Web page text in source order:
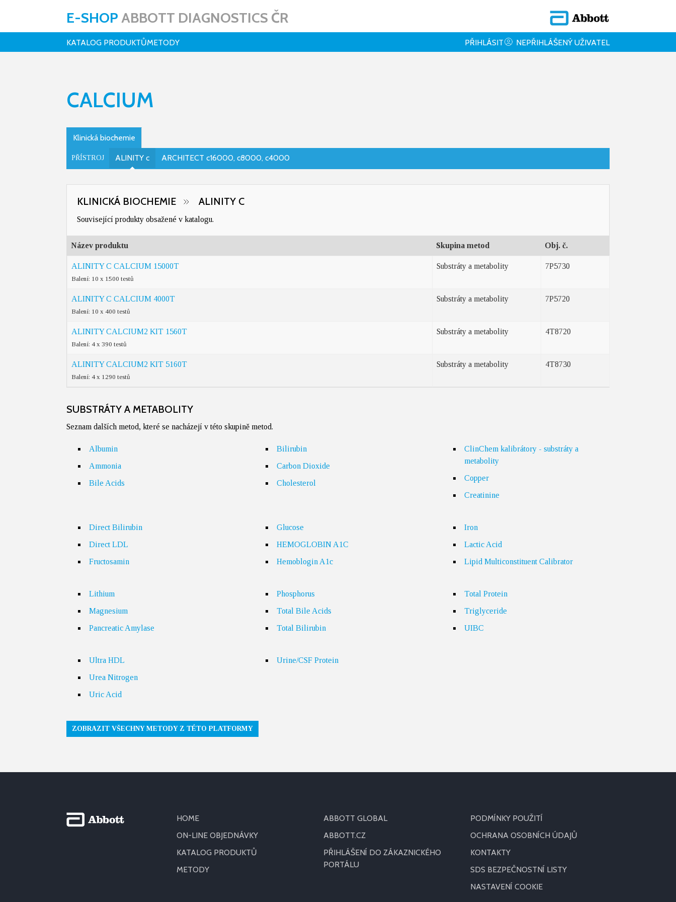
E-SHOP ABBOTT DIAGNOSTICS ČR
KATALOG PRODUKTŮMETODY PŘIHLÁSIT NEPŘIHLÁŠENÝ UŽIVATEL
CALCIUM
Klinická biochemie
PŘÍSTROJ ALINITY c ARCHITECT c16000, c8000, c4000
KLINICKÁ BIOCHEMIE ALINITY C
Související produkty obsažené v katalogu.
Název produktu Skupina metod Obj. č.
ALINITY C CALCIUM 15000T
Balení: 10 x 1500 testů
Substráty a metabolity 7P5730
ALINITY C CALCIUM 4000T
Balení: 10 x 400 testů
Substráty a metabolity 7P5720
ALINITY CALCIUM2 KIT 1560T
Balení: 4 x 390 testů
Substráty a metabolity 4T8720
ALINITY CALCIUM2 KIT 5160T
Balení: 4 x 1290 testů
Substráty a metabolity 4T8730
SUBSTRÁTY A METABOLITY
Seznam dalších metod, které se nacházejí v této skupině metod.
Albumin
Ammonia
Bile Acids
Bilirubin
Carbon Dioxide
Cholesterol
ClinChem kalibrátory - substráty a
metabolity
Copper
Creatinine
Direct Bilirubin
Direct LDL
Fructosamin
Glucose
HEMOGLOBIN A1C
Hemoblogin A1c
Iron
Lactic Acid
Lipid Multiconstituent Calibrator
Lithium
Magnesium
Pancreatic Amylase
Phosphorus
Total Bile Acids
Total Bilirubin
Total Protein
Triglyceride
UIBC
Ultra HDL
Urea Nitrogen
Uric Acid
Urine/CSF Protein
ZOBRAZIT VŠECHNY METODY Z TÉTO PLATFORMY
HOME
ON-LINE OBJEDNÁVKY
KATALOG PRODUKTŮ
METODY
ABBOTT GLOBAL
ABBOTT.CZ
PŘIHLÁŠENÍ DO ZÁKAZNICKÉHO
PORTÁLU
PODMÍNKY POUŽITÍ
OCHRANA OSOBNÍCH ÚDAJŮ
KONTAKTY
SDS BEZPEČNOSTNÍ LISTY
NASTAVENÍ COOKIE